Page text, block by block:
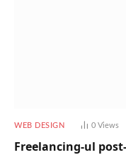
WEB DESIGN 0 Views
Freelancing-ul